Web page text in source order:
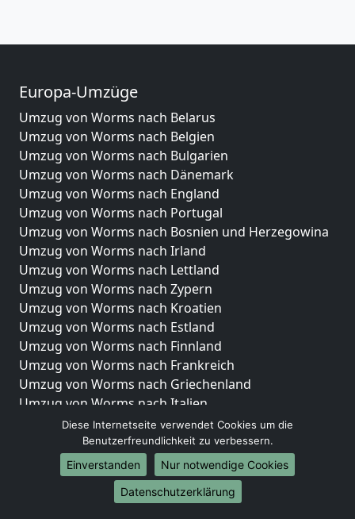
Europa-Umzüge
Umzug von Worms nach Belarus
Umzug von Worms nach Belgien
Umzug von Worms nach Bulgarien
Umzug von Worms nach Dänemark
Umzug von Worms nach England
Umzug von Worms nach Portugal
Umzug von Worms nach Bosnien und Herzegowina
Umzug von Worms nach Irland
Umzug von Worms nach Lettland
Umzug von Worms nach Zypern
Umzug von Worms nach Kroatien
Umzug von Worms nach Estland
Umzug von Worms nach Finnland
Umzug von Worms nach Frankreich
Umzug von Worms nach Griechenland
Umzug von Worms nach Italien
Umzug von Worms nach Liechtenstein
Umzug von Worms nach Luxemburg
Umzug von Worms nach Niederlande
Umzug von Worms nach Norwegen
Umzüge-Deutschlandweit
Diese Internetseite verwendet Cookies um die
Benutzerfreundlichkeit zu verbessern.
Einverstanden
Nur notwendige Cookies
Datenschutzerklärung